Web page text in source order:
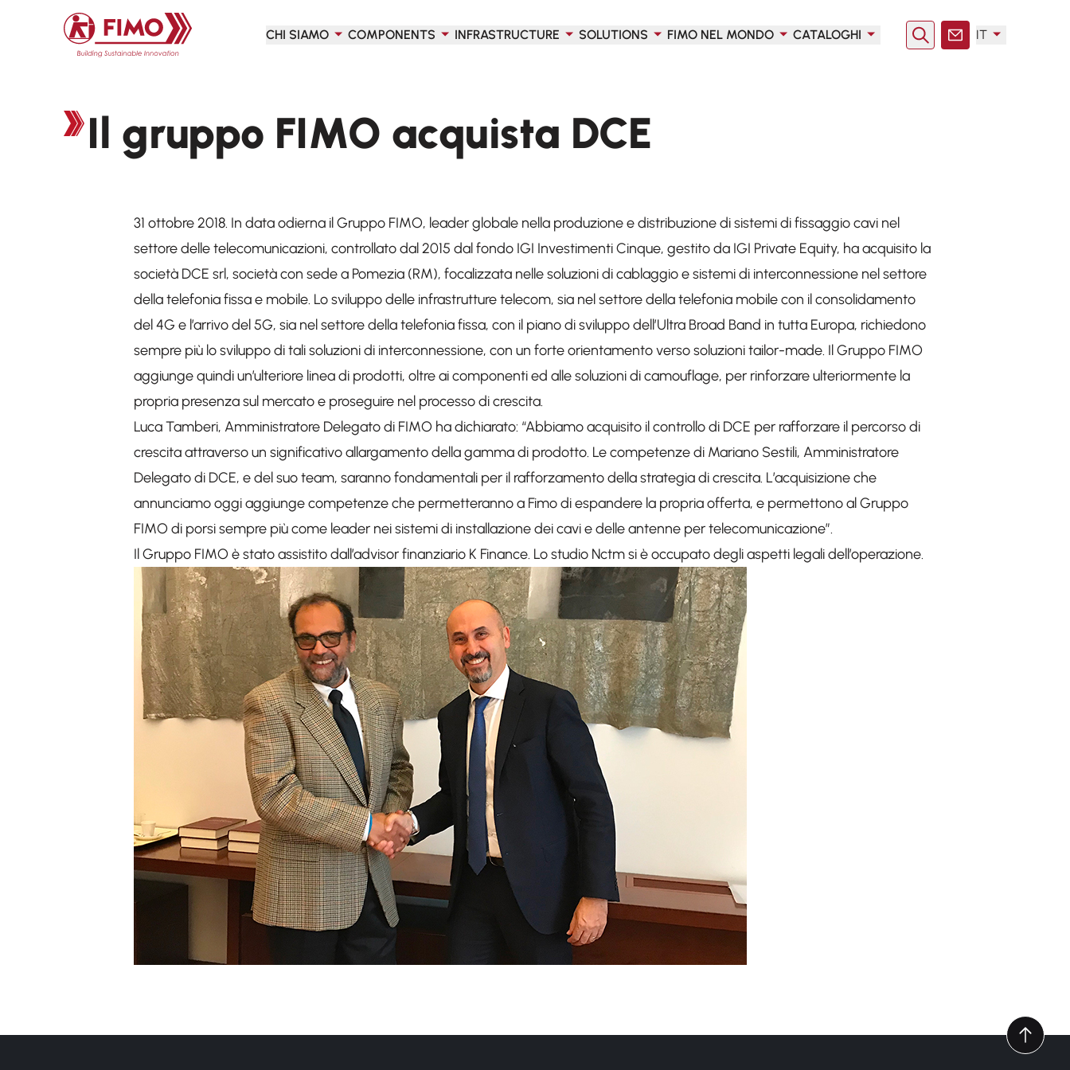
Torna alla pagina iniziale
CHI SIAMO
COMPONENTS INFRASTRUCTURE SOLUTIONS FIMO NEL MONDO CATALOGHI RicercaContatto
IT
Il gruppo FIMO acquista DCE
31 ottobre 2018. In data odierna il Gruppo FIMO, leader globale nella produzione e distribuzione di sistemi di fissaggio cavi nel
settore delle telecomunicazioni, controllato dal 2015 dal fondo IGI Investimenti Cinque, gestito da IGI Private Equity, ha acquisito la
società DCE srl, società con sede a Pomezia (RM), focalizzata nelle soluzioni di cablaggio e sistemi di interconnessione nel settore
della telefonia fissa e mobile. Lo sviluppo delle infrastrutture telecom, sia nel settore della telefonia mobile con il consolidamento
del 4G e l’arrivo del 5G, sia nel settore della telefonia fissa, con il piano di sviluppo dell’Ultra Broad Band in tutta Europa, richiedono
sempre più lo sviluppo di tali soluzioni di interconnessione, con un forte orientamento verso soluzionitailor-made. Il Gruppo FIMO
aggiunge quindi un’ulteriore linea di prodotti, oltre ai componenti ed alle soluzioni di camouflage, per rinforzare ulteriormente la
propria presenza sul mercato e proseguire nel processo di crescita.
Luca Tamberi, Amministratore Delegato di FIMO ha dichiarato: “Abbiamo acquisito il controllo di DCE per rafforzare il percorso di
crescita attraverso un significativo allargamento della gamma di prodotto. Le competenze di Mariano Sestili, Amministratore
Delegato di DCE, e del suo team, saranno fondamentali per il rafforzamento della strategia di crescita. L’acquisizione che
annunciamo oggi aggiunge competenze che permetteranno a Fimo di espandere la propria offerta, e permettono al Gruppo
FIMO di porsi sempre più come leader nei sistemi di installazione dei cavi e delle antenne per telecomunicazione”.
Il Gruppo FIMO è stato assistito dall’advisor finanziario K Finance. Lo studio Nctm si è occupato degli aspetti legali dell’operazione.